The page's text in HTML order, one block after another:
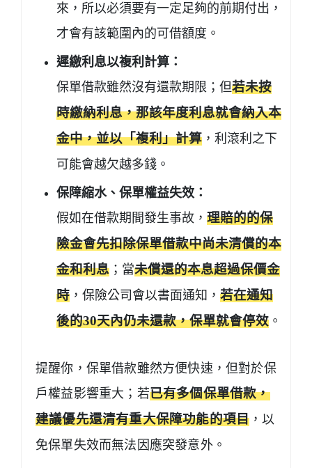
來，所以必須要有一定足夠的前期付出，
才會有該範圍內的可借額度。
遲繳利息以複利計算：
保單借款雖然沒有還款期限；但若未按
時繳納利息，那該年度利息就會納入本
金中，並以「複利」計算 ，利滾利之下
可能會越欠越多錢。
保障縮水、保單權益失效：
假如在借款期間發生事故， 理賠的的保
險金會先扣除保單借款中尚未清償的本
金和利息 ；當未償還的本息超過保價金
時 ，保險公司會以書面通知， 若在通知
後的30天內仍未還款，保單就會停效 。
提醒你，保單借款雖然方便快速，但對於保
戶權益影響重大；若已有多個保單借款，
建議優先還清有重大保障功能的項目 ，以
免保單失效而無法因應突發意外。